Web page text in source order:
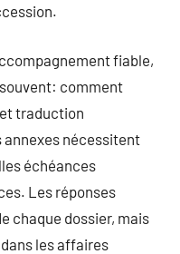
fiable,
comment
traduction
nécessitent
échéances
Les réponses
chaque dossier, mais
les affaires